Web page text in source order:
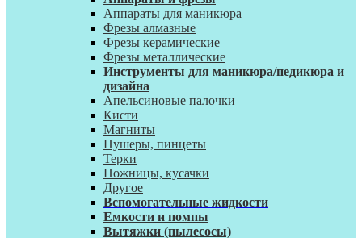
Аппараты для маникюра
Фрезы алмазные
Фрезы керамические
Фрезы металлические
Инструменты для маникюра/педикюра и
дизайна
Апельсиновые палочки
Кисти
Магниты
Пушеры, пинцеты
Терки
Ножницы, кусачки
Другое
Вспомогательные жидкости
Емкости и помпы
Вытяжки (пылесосы)